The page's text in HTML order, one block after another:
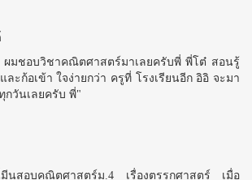
ผมชอบวิชาคณิตศาสตร์มาเลยครับพี่ พี่โต๋ สอนรู้
และก้อเข้า ใจง่ายกว่า ครูที่ โรงเรียนอีก อิอิ จะมา
กวันเลยครับ พี่"
นสอบคณิตศาสตร์ม.4 เรื่องตรรกศาสตร์ เมื่อ